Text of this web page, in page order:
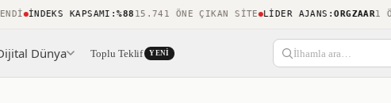
İNDEKS KAPSAMI:%8815.741 ÖNE ÇIKAN SITE LIDER AJANS:ORGZAAR1 ÖDÜL
Dünya Toplu Teklif YENI İlhamla ara…